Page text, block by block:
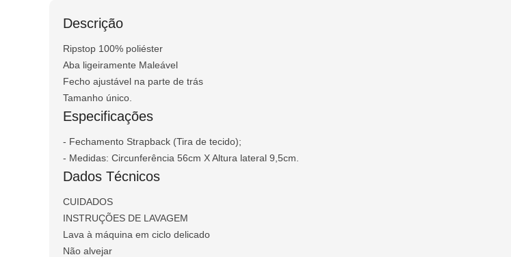
Descrição
Ripstop 100% poliéster
Aba ligeiramente Maleável
Fecho ajustável na parte de trás
Tamanho único.
Especificações
- Fechamento Strapback (Tira de tecido);
- Medidas: Circunferência 56cm X Altura lateral 9,5cm.
Dados Técnicos
CUIDADOS
INSTRUÇÕES DE LAVAGEM
Lava à máquina em ciclo delicado
Não alvejar